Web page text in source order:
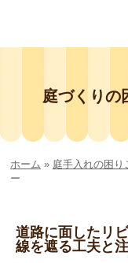
外
任
庭づくりの
ホーム » 庭手入れの困り
ー
道路に面したリ
線を遮る工夫と